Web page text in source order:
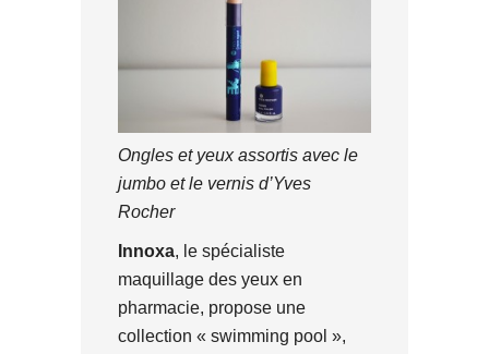
Ongles et yeux assortis avec le
jumbo et le vernis d’Yves
Rocher
Innoxa, le spécialiste
maquillage des yeux en
pharmacie, propose une
collection « swimming pool »,